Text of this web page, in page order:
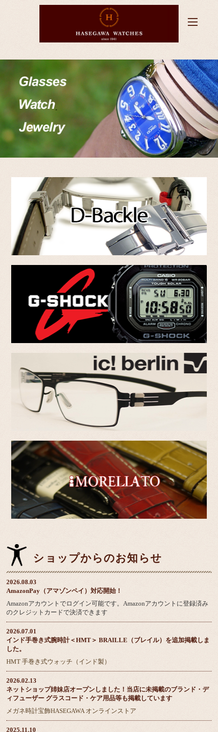
ショップからのお知らせ
2026.08.03
AmazonPay（アマゾンペイ）対応開始！
Amazonアカウントでログイン可能です。Amazonアカウントに登録済み
のクレジットカードで決済できます
2026.07.01
インド手巻き式腕時計＜HMT＞ BRAILLE（ブレイル）を追加掲載しま
した。
HMT 手巻き式ウォッチ（インド製）
2026.02.13
ネットショップ姉妹店オープンしました！当店に未掲載のブランド・デ
ィフューザー グラスコード・ケア用品等も掲載しています
メガネ時計宝飾HASEGAWA オンラインストア
2025.11.10